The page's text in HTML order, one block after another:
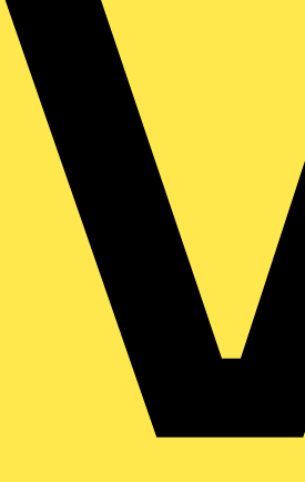
PUSH IN,
800 V,
2, Anzahl
TS 35